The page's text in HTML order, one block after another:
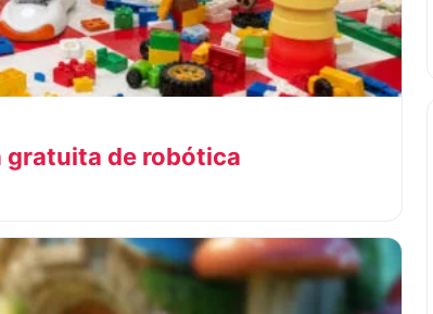
gratuita de robótica